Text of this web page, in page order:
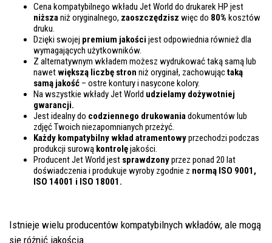
Cena kompatybilnego wkładu Jet World do drukarek HP jest
niższaniż oryginalnego, zaoszczędzisz więc do 80% kosztów
druku.
Dzięki swojej premium jakości jest odpowiednia również dla
wymagających użytkowników.
Z alternatywnym wkładem możesz wydrukować taką samą lub
nawetwiększą liczbę stron niż oryginał, zachowująctaką
samą jakość – ostre kontury i nasycone kolory.
Na wszystkie wkłady Jet World udzielamy dożywotniej
gwarancji.
Jest idealny do codziennego drukowaniadokumentów lub
zdjęć Twoich niezapomnianych przeżyć.
Każdy kompatybilny wkład atramentowyprzechodzi podczas
produkcji surową kontrolęjakości.
Producent Jet World jest sprawdzonyprzez ponad 20 lat
doświadczenia i produkuje wyroby zgodnie z normą ISO 9001,
ISO 14001 i ISO 18001.
Istnieje wielu producentów kompatybilnych wkładów, ale mogą
się różnić jakością.